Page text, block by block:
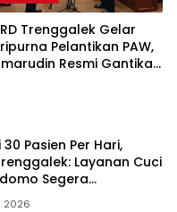
Trenggalek Gelar
Pelantikan PAW,
Resmi Gantikan
Pasien Per Hari,
Layanan Cuci
Segera
2026